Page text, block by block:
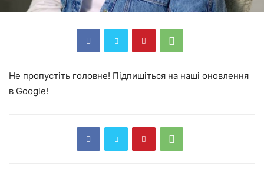
Не пропустіть головне! Підпишіться на наші оновлення
в Google!